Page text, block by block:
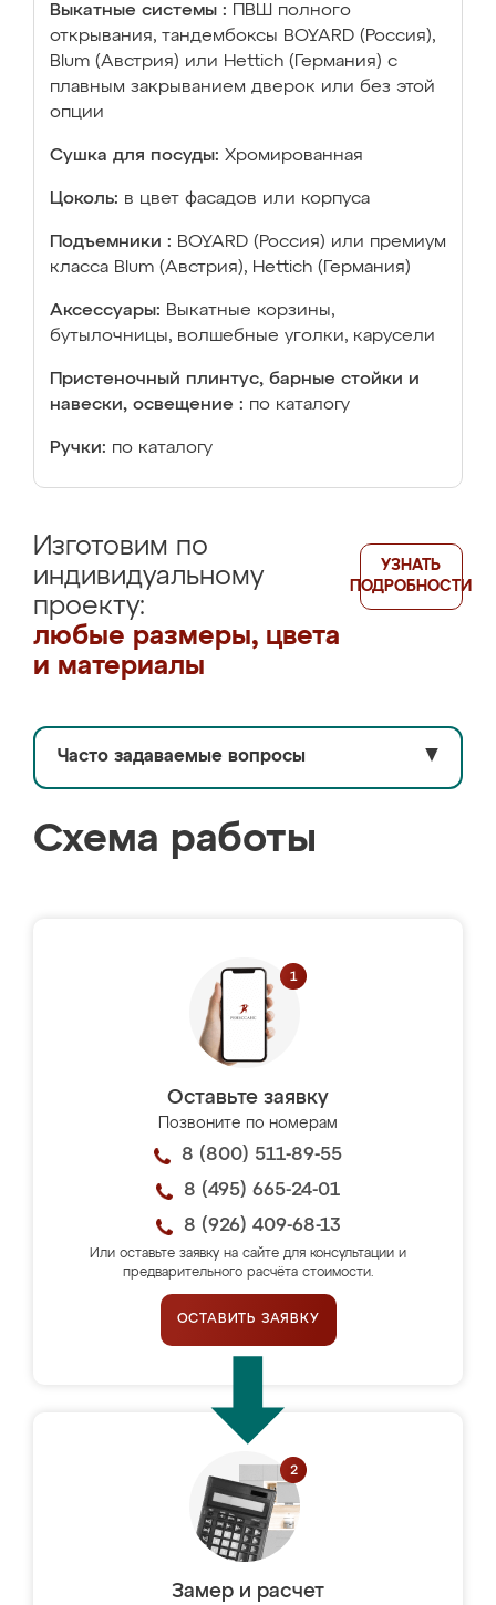
Выкатные системы :
ПВШ полного
открывания, тандембоксы BOYARD (Россия),
Blum (Австрия) или Hettich (Германия) с
плавным закрыванием дверок или без этой
опции
Сушка для посуды: Хромированная
Цоколь: в цвет фасадов или корпуса
Подъемники : BOYARD (Россия) или премиум
класса Blum (Австрия), Hettich (Германия)
Аксессуары: Выкатные корзины,
бутылочницы, волшебные уголки, карусели
Пристеночный плинтус, барные стойки и
навески, освещение : по каталогу
Ручки: по каталогу
Изготовим по
индивидуальному
проекту:
любые размеры, цвета
и материалы
УЗНАТЬ
ПОДРОБНОСТИ
Часто задаваемые вопросы ▼
Схема работы
Оставьте заявку
Позвоните по номерам
8 (800) 511-89-55
8 (495) 665-24-01
8 (926) 409-68-13
Или оставьте заявку на сайте для консультации и
предварительного расчёта стоимости.
ОСТАВИТЬ ЗАЯВКУ
Замер и расчет